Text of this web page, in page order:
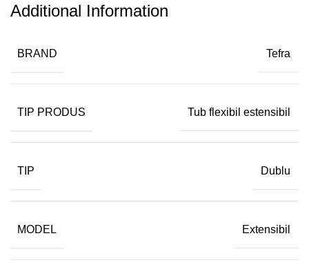
Additional Information
BRAND Tefra
TIP PRODUS Tub flexibil estensibil
TIP Dublu
MODEL Extensibil